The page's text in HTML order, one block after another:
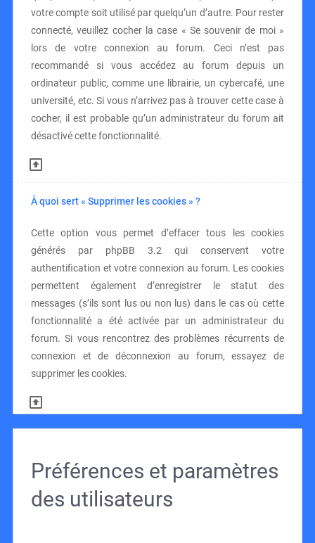
votre compte soit utilisé par quelqu’un d’autre. Pour rester
connecté, veuillez cocher la case « Se souvenir de moi »
lors de votre connexion au forum. Ceci n’est pas
recommandé si vous accédez au forum depuis un
ordinateur public, comme une librairie, un cybercafé, une
université, etc. Si vous n’arrivez pas à trouver cette case à
cocher, il est probable qu’un administrateur du forum ait
désactivé cette fonctionnalité.
À quoi sert « Supprimer les cookies » ?
Cette option vous permet d’effacer tous les cookies
générés par phpBB 3.2 qui conservent votre
authentification et votre connexion au forum. Les cookies
permettent également d’enregistrer le statut des
messages (s’ils sont lus ou non lus) dans le cas où cette
fonctionnalité a été activée par un administrateur du
forum. Si vous rencontrez des problèmes récurrents de
connexion et de déconnexion au forum, essayez de
supprimer les cookies.
Préférences et paramètres
des utilisateurs